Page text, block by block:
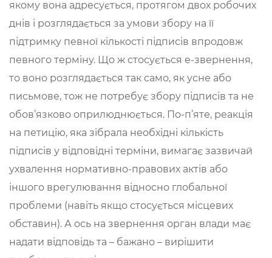
якому вона адресується, протягом двох робочих
днів і розглядається за умови збору на її
підтримку певної кількості підписів впродовж
певного терміну. Що ж стосується е-звернення,
то воно розглядається так само, як усне або
письмове, тож не потребує збору підписів та не
обов’язково оприлюднюється. По-п’яте, реакція
на петицію, яка зібрала необхідні кількість
підписів у відповідні терміни, вимагає зазвичай
ухвалення нормативно-правових актів або
іншого врегулювання відносно глобальної
проблеми (навіть якщо стосується місцевих
обставин). А ось на звернення орган влади має
надати відповідь та – бажано – вирішити